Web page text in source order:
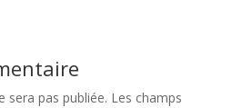
sera pas publiée. Les champs